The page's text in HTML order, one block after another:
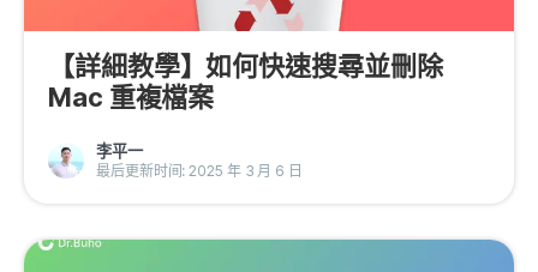
【詳細教學】如何快速搜尋並刪除
Mac 重複檔案
李平一
最后更新时间: 2025 年 3 月 6 日